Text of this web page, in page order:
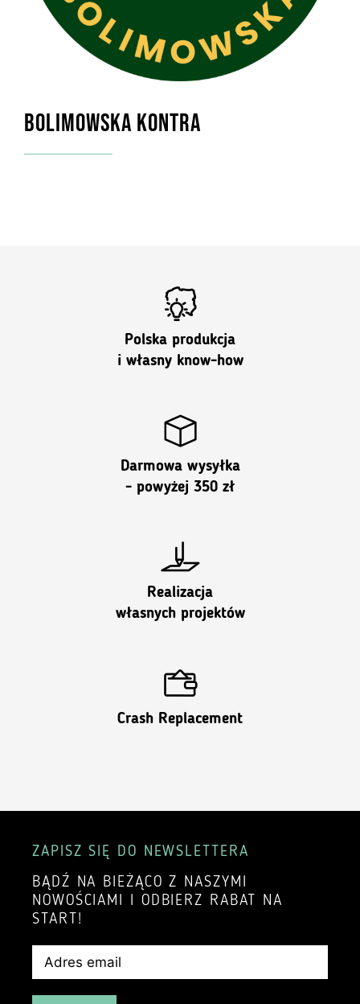
BOLIMOWSKA KONTRA
Polska produkcja
i własny know-how
Darmowa wysyłka
- powyżej 350 zł
Realizacja
własnych projektów
Crash Replacement
ZAPISZ SIĘ DO NEWSLETTERA
BĄDŹ NA BIEŻĄCO Z NASZYMI
NOWOŚCIAMI I ODBIERZ RABAT NA
START!